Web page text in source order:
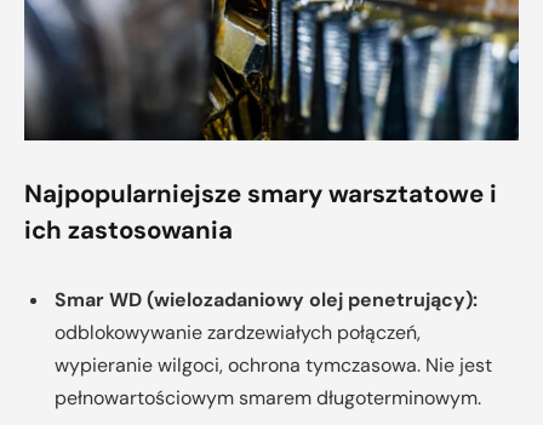
Najpopularniejsze smary warsztatowe i
ich zastosowania
Smar WD (wielozadaniowy olej penetrujący):
odblokowywanie zardzewiałych połączeń,
wypieranie wilgoci, ochrona tymczasowa. Nie jest
pełnowartościowym smarem długoterminowym.